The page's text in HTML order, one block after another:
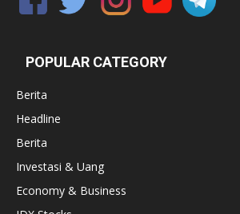
POPULAR CATEGORY
Berita
Headline
Berita
Investasi & Uang
Economy & Business